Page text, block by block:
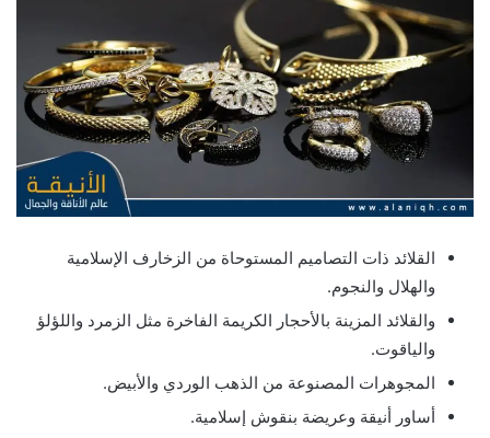
القلائد ذات التصاميم المستوحاة من الزخارف الإسلامية
والهلال والنجوم.
والقلائد المزينة بالأحجار الكريمة الفاخرة مثل الزمرد واللؤلؤ
والياقوت.
المجوهرات المصنوعة من الذهب الوردي والأبيض.
أساور أنيقة وعريضة بنقوش إسلامية.